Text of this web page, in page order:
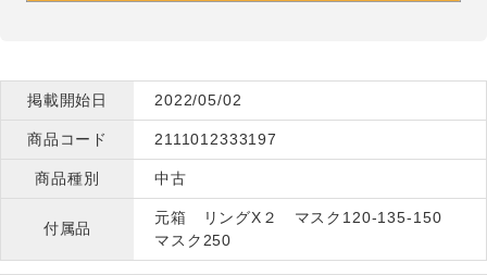
掲載開始日 2022/05/02
商品コード 2111012333197
商品種別 中古
付属品
元箱 リングX２ マスク120-135-150
マスク250